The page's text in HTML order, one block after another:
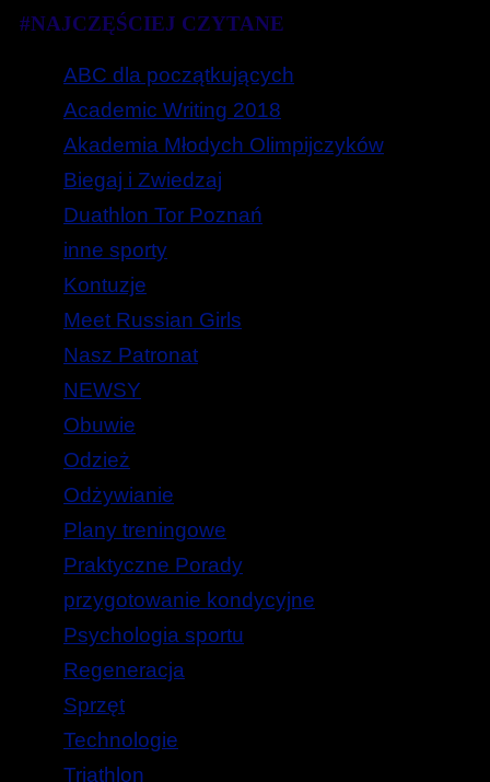
#NAJCZĘŚCIEJ CZYTANE
ABC dla początkujących
Academic Writing 2018
Akademia Młodych Olimpijczyków
Biegaj i Zwiedzaj
Duathlon Tor Poznań
inne sporty
Kontuzje
Meet Russian Girls
Nasz Patronat
NEWSY
Obuwie
Odzież
Odżywianie
Plany treningowe
Praktyczne Porady
przygotowanie kondycyjne
Psychologia sportu
Regeneracja
Sprzęt
Technologie
Triathlon